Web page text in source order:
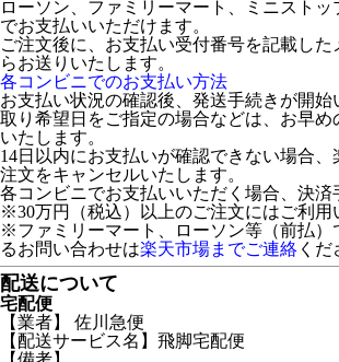
ローソン、ファミリーマート、ミニストッ
でお支払いいただけます。
ご注文後に、お支払い受付番号を記載し
らお送りいたします。
各コンビニでのお支払い方法
お支払い状況の確認後、発送手続きが開始
取り希望日をご指定の場合などは、お早め
いたします。
14日以内にお支払いが確認できない場合
注文をキャンセルいたします。
各コンビニでお支払いいただく場合、決済
※30万円（税込）以上のご注文にはご利用
※ファミリーマート、ローソン等（前払）
るお問い合わせは楽天市場までご連絡 くだ
配送について
宅配便
【業者】 佐川急便
【配送サービス名】飛脚宅配便